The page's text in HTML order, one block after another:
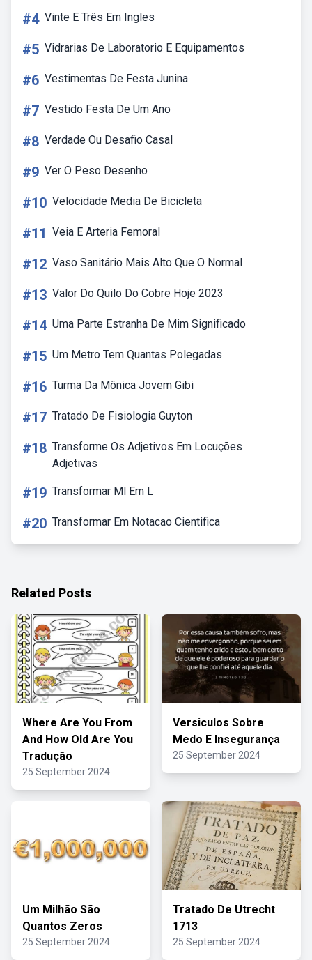
#4 Vinte E Três Em Ingles
#5 Vidrarias De Laboratorio E Equipamentos
#6 Vestimentas De Festa Junina
#7 Vestido Festa De Um Ano
#8 Verdade Ou Desafio Casal
#9 Ver O Peso Desenho
#10 Velocidade Media De Bicicleta
#11 Veia E Arteria Femoral
#12 Vaso Sanitário Mais Alto Que O Normal
#13 Valor Do Quilo Do Cobre Hoje 2023
#14 Uma Parte Estranha De Mim Significado
#15 Um Metro Tem Quantas Polegadas
#16 Turma Da Mônica Jovem Gibi
#17 Tratado De Fisiologia Guyton
#18 Transforme Os Adjetivos Em Locuções
Adjetivas
#19 Transformar Ml Em L
#20 Transformar Em Notacao Cientifica
Related Posts
Where Are You From
And How Old Are You
Tradução
25 September 2024
Versiculos Sobre
Medo E Insegurança
25 September 2024
Um Milhão São
Quantos Zeros
25 September 2024
Tratado De Utrecht
1713
25 September 2024